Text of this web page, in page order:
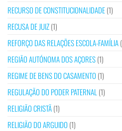
RECURSO DE CONSTITUCIONALIDADE(1)
RECUSA DE JUIZ(1)
REFORÇO DAS RELAÇÕES ESCOLA-FAMÍLIA
REGIÃO AUTÓNOMA DOS AÇORES(1)
REGIME DE BENS DO CASAMENTO (1)
REGULAÇÃO DO PODER PATERNAL (1)
RELIGIÃO CRISTÃ(1)
RELIGIÃO DO ARGUIDO (1)